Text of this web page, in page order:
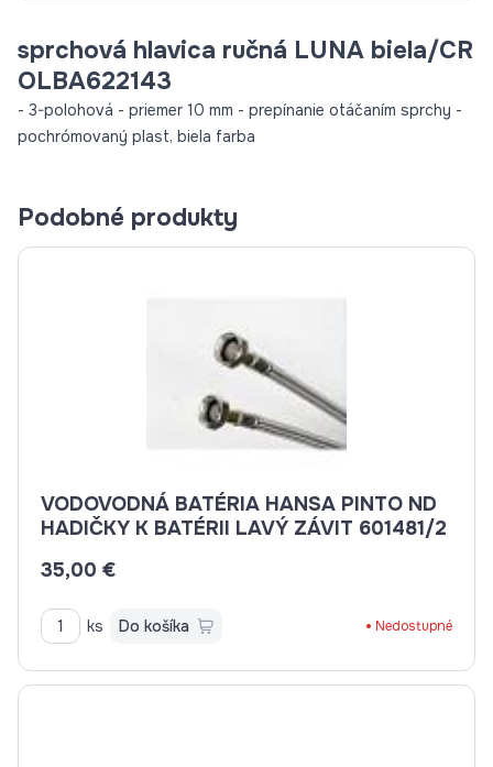
sprchová hlavica ručná LUNA biela/CR
OLBA622143
- 3-polohová - priemer 10 mm - prepínanie otáčaním sprchy -
pochrómovaný plast, biela farba
Podobné produkty
VODOVODNÁ BATÉRIA HANSA PINTO ND
HADIČKY K BATÉRII LAVÝ ZÁVIT 601481/2
35,00 €
ks Do košíka Nedostupné